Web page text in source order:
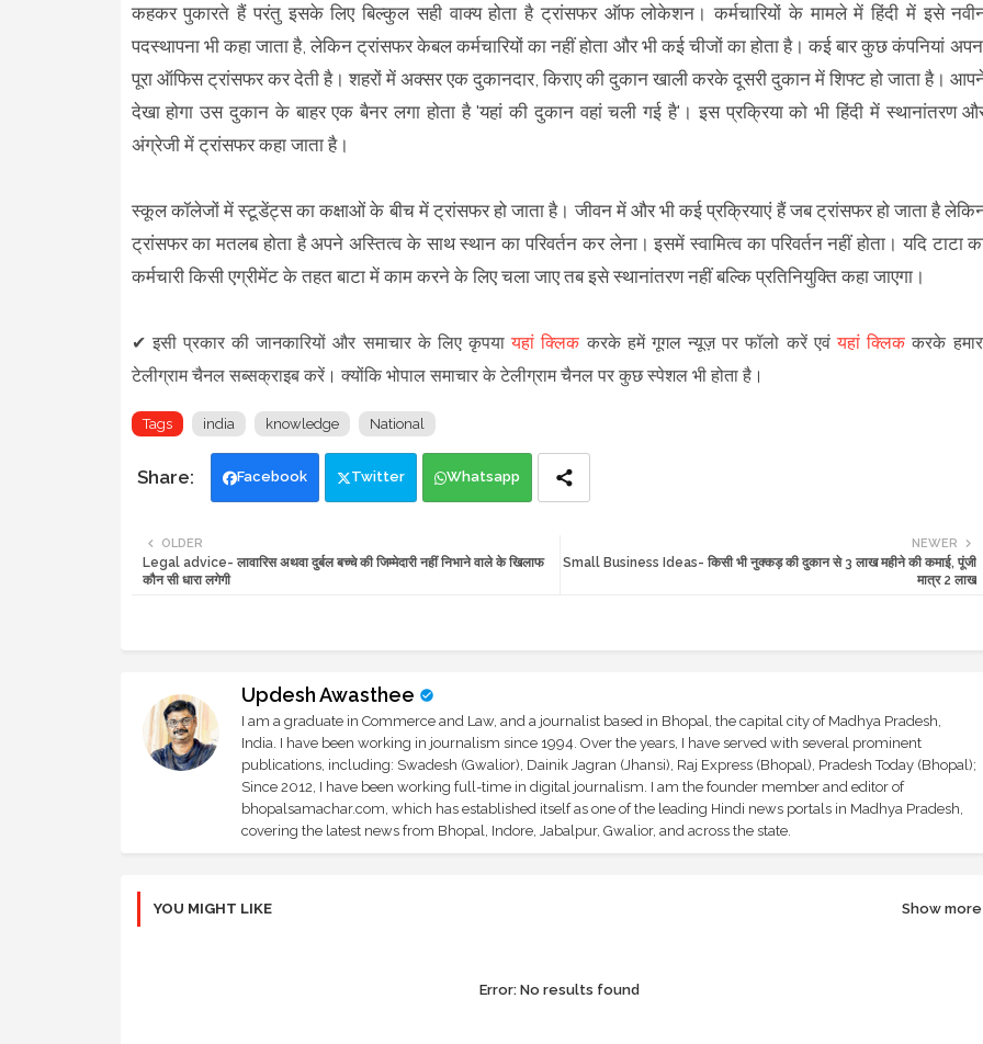
कहकर पुकारते हैं परंतु इसके लिए बिल्कुल सही वाक्य होता है ट्रांसफर ऑफ लोकेशन। कर्मचारियों के मामले में हिंदी में इसे
पदस्थापना भी कहा जाता है, लेकिन ट्रांसफर केबल कर्मचारियों का नहीं होता और भी कई चीजों का होता है। कई बार कुछ कंपनियां
पूरा ऑफिस ट्रांसफर कर देती है। शहरों में अक्सर एक दुकानदार, किराए की दुकान खाली करके दूसरी दुकान में शिफ्ट हो जाता है।
देखा होगा उस दुकान के बाहर एक बैनर लगा होता है 'यहां की दुकान वहां चली गई है'। इस प्रक्रिया को भी हिंदी में स्थानांतरण
अंग्रेजी में ट्रांसफर कहा जाता है।
स्कूल कॉलेजों में स्टूडेंट्स का कक्षाओं के बीच में ट्रांसफर हो जाता है। जीवन में और भी कई प्रक्रियाएं हैं जब ट्रांसफर हो जाता है
ट्रांसफर का मतलब होता है अपने अस्तित्व के साथ स्थान का परिवर्तन कर लेना। इसमें स्वामित्व का परिवर्तन नहीं होता। यदि टाटा
कर्मचारी किसी एग्रीमेंट के तहत बाटा में काम करने के लिए चला जाए तब इसे स्थानांतरण नहीं बल्कि प्रतिनियुक्ति कहा जाएगा।
✔ इसी प्रकार की जानकारियों और समाचार के लिए कृपयायहां क्लिक करके हमें गूगल न्यूज़ पर फॉलो करें एवंयहां क्लिक करके
टेलीग्राम चैनल सब्सक्राइब करें। क्योंकि भोपाल समाचार के टेलीग्राम चैनल पर कुछ स्पेशल भी होता है।
Tags india knowledge National
Facebook Twitter Whatsapp
NEWER
Small Business Ideas- किसी भी नुक्कड़ की दुकान से 3 लाख महीने की कमाई, पूंजी
मात्र 2 लाख
OLDER
Legal advice- लावारिस अथवा दुर्बल बच्चे की जिम्मेदारी नहीं निभाने वाले के खिलाफ
कौन सी धारा लगेगी
Updesh Awasthee
I am a graduate in Commerce and Law, and a journalist based in Bhopal, the capital city of Madhya Pradesh,
India. I have been working in journalism since 1994. Over the years, I have served with several prominent
publications, including: Swadesh (Gwalior), Dainik Jagran (Jhansi), Raj Express (Bhopal), Pradesh Today (Bhopal);
Since 2012, I have been working full-time in digital journalism. I am the founder member and editor of
bhopalsamachar.com, which has established itself as one of the leading Hindi news portals in Madhya Pradesh,
covering the latest news from Bhopal, Indore, Jabalpur, Gwalior, and across the state.
YOU MIGHT LIKE Show more
Error:No results found